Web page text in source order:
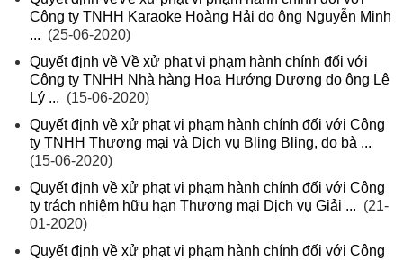
Công ty TNHH Karaoke Hoàng Hải do ông Nguyễn Minh
... (25-06-2020)
Quyết định về Về xử phạt vi phạm hành chính đối với
Công ty TNHH Nhà hàng Hoa Hướng Dương do ông Lê
Lý ... (15-06-2020)
Quyết định về xử phạt vi phạm hành chính đối với Công
ty TNHH Thương mại và Dịch vụ Bling Bling, do bà ...
(15-06-2020)
Quyết định về xử phạt vi phạm hành chính đối với Công
ty trách nhiệm hữu hạn Thương mại Dịch vụ Giải ... (21-
01-2020)
Quyết định về xử phạt vi phạm hành chính đối với Công